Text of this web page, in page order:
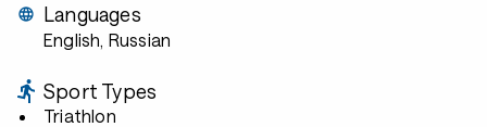
Languages
English, Russian
Sport Types
Triathlon